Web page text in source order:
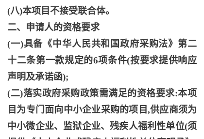
(八)本项目不接受联合体。
二、申请人的资格要求
(一)具备《中华人民共和国政府采购法》第二
十二条第一款规定的6项条件(按要求提供响应
声明及承诺函);
(二)落实政府采购政策需满足的资格要求:本项
目为专门面向中小企业采购的项目,供应商须为
中小微企业、监狱企业、残疾人福利性单位(须